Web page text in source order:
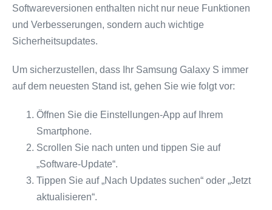
Softwareversionen enthalten nicht nur neue Funktionen
und Verbesserungen, sondern auch wichtige
Sicherheitsupdates.
Um sicherzustellen, dass Ihr Samsung Galaxy S immer
auf dem neuesten Stand ist, gehen Sie wie folgt vor:
Öffnen Sie die Einstellungen-App auf Ihrem
Smartphone.
Scrollen Sie nach unten und tippen Sie auf
„Software-Update“.
Tippen Sie auf „Nach Updates suchen“ oder „Jetzt
aktualisieren“.